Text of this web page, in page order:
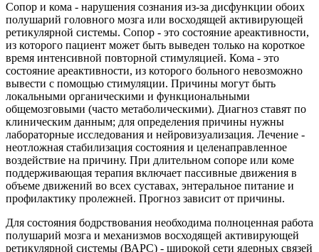
Сопор и кома - нарушения сознания из-за дисфункции обоих
полушарий головного мозга или восходящей активирующей
ретикулярной системы. Сопор - это состояние ареактивности,
из которого пациент может быть выведен только на короткое
время интенсивной повторной стимуляцией. Кома - это
состояние ареактивности, из которого больного невозможно
вывести с помощью стимуляции. Причины могут быть
локальными органическими и функциональными
общемозговыми (часто метаболическими). Диагноз ставят по
клиническим данным; для определения причины нужны
лабораторные исследования и нейровизуализация. Лечение -
неотложная стабилизация состояния и целенаправленное
воздействие на причину. При длительном сопоре или коме
поддерживающая терапия включает пассивные движения в
объеме движений во всех суставах, энтеральное питание и
профилактику пролежней. Прогноз зависит от причины.
Для состояния бодрствования необходима полноценная работа
полушарий мозга и механизмов восходящей активирующей
ретикулярной системы (ВАРС) - широкой сети ядерных связей